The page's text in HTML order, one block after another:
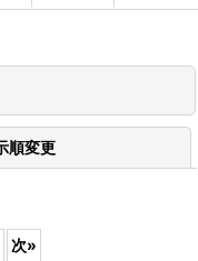
順変更
次»